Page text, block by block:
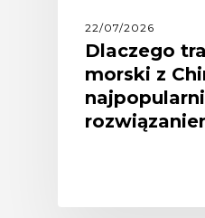
22/07/2026
Dlaczego
morski z